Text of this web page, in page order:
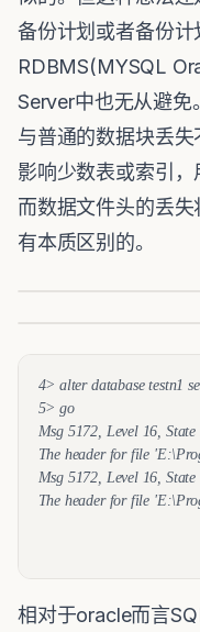
备份计划或者备份
RDBMS(MYSQL
Server中也无从避免
与普通的数据块丢
影响少数表或索引，
而数据文件头的丢
有本质区别的。
4> alter database testn1
5> go
Msg 5172, Level 16,
The header for file
Msg 5172, Level 16,
The header for file
相对于oracle而言